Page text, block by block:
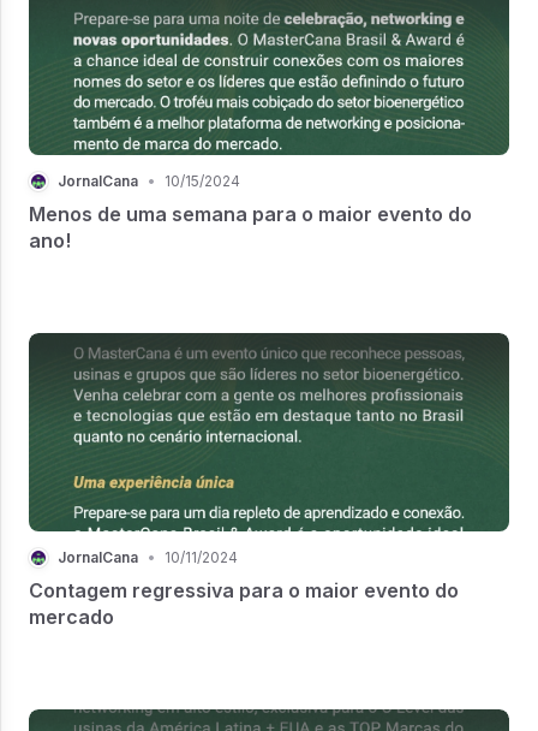
JornalCana • 10/15/2024
Menos de uma semana para o maior evento do
ano!
JornalCana • 10/11/2024
Contagem regressiva para o maior evento do
mercado